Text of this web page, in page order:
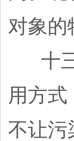
对象的
十
用方
不让污